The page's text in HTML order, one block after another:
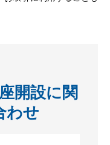
開設に関
わせ